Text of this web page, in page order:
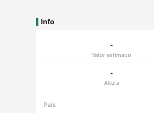
Info
-
Valor estimado
-
Altura
País